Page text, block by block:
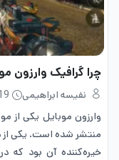
چرا گرافیک وارزون
نفیسه ابراهیمی
19
وارزون موبایل یکی از
منتشر شده است. یکی از
خیره‌کننده آن بود که